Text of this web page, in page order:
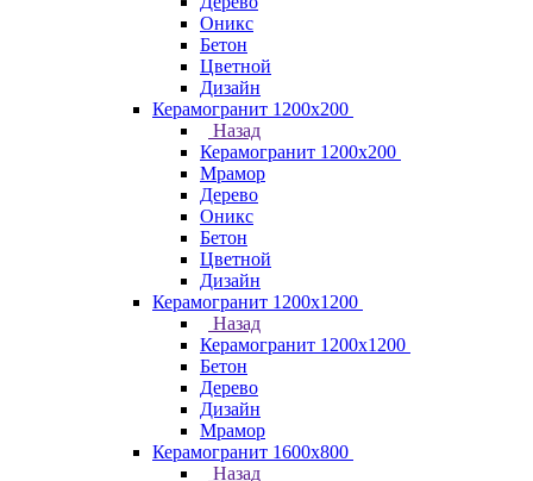
Оникс
Бетон
Цветной
Дизайн
Керамогранит 1200x200
Назад
Керамогранит 1200x200
Мрамор
Дерево
Оникс
Бетон
Цветной
Дизайн
Керамогранит 1200x1200
Назад
Керамогранит 1200x1200
Бетон
Дерево
Дизайн
Мрамор
Керамогранит 1600х800
Назад